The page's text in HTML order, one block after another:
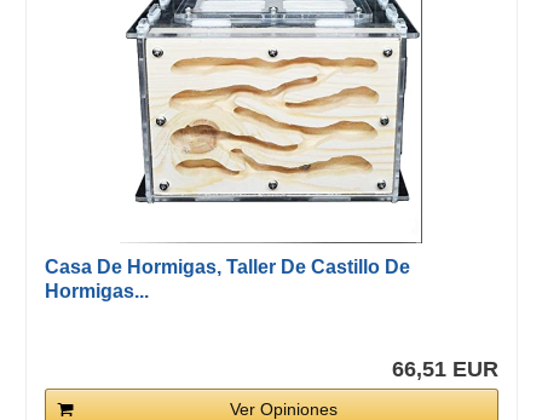
Casa De Hormigas, Taller De Castillo De
Hormigas...
66,51 EUR
Ver Opiniones